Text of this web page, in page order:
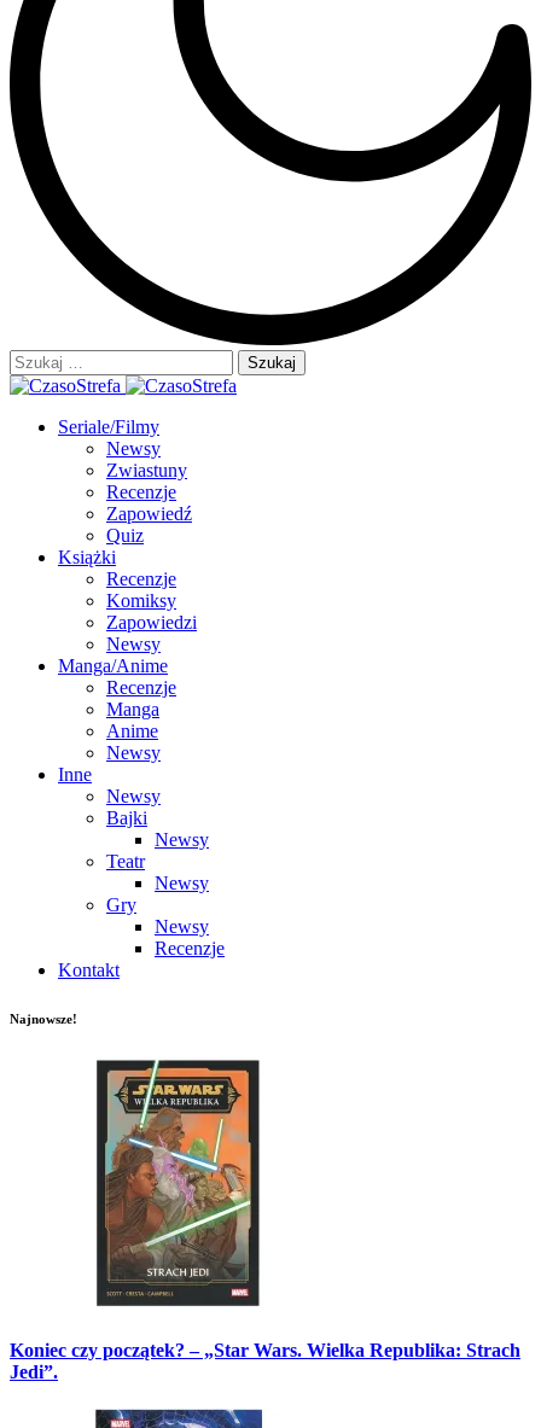
Szukaj:
Seriale/Filmy
Newsy
Zwiastuny
Recenzje
Zapowiedź
Quiz
Książki
Recenzje
Komiksy
Zapowiedzi
Newsy
Manga/Anime
Recenzje
Manga
Anime
Newsy
Inne
Newsy
Bajki
Newsy
Teatr
Newsy
Gry
Newsy
Recenzje
Kontakt
Najnowsze!
Koniec czy początek? – „Star Wars. Wielka Republika: Strach
Jedi”.